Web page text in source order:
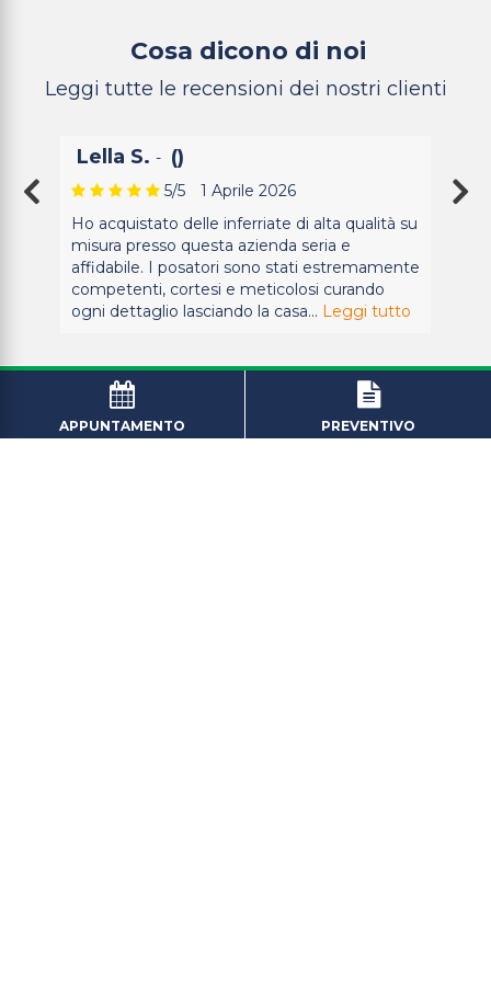
Cosa dicono di noi
Leggi tutte le recensioni dei nostri clienti
Lella S. - ()
5/5
1 Aprile 2026
Ho acquistato delle inferriate di alta qualità su
misura presso questa azienda seria e
affidabile. I posatori sono stati estremamente
competenti, cortesi e meticolosi curando
ogni dettaglio lasciando la casa... Leggi tutto
APPUNTAMENTO PREVENTIVO